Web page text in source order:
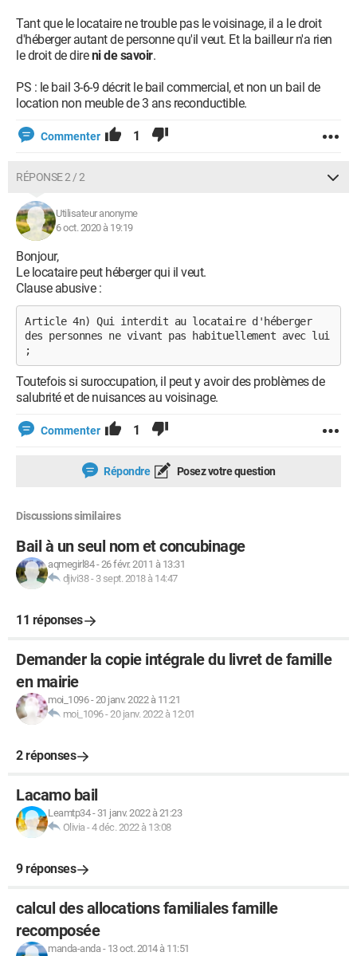
Tant que le locataire ne trouble pas le voisinage, il a le droit
d'héberger autant de personne qu'il veut. Et la bailleur n'a rien
le droit de direni de savoir.
PS : le bail 3-6-9 décrit le bail commercial, et non un bail de
location non meuble de 3 ans reconductible.
Commenter 1
RÉPONSE 2 / 2
Utilisateur anonyme
6 oct. 2020 à 19:19
Bonjour,
Le locataire peut héberger qui il veut.
Clause abusive :
Article 4n) Qui interdit au locataire d'héberger
des personnes ne vivant pas habituellement avec lui
;
Toutefois si suroccupation, il peut y avoir des problèmes de
salubrité et de nuisances au voisinage.
Commenter 1
Répondre Posez votre question
Discussions similaires
Bail à un seul nom et concubinage
aqmegirl84-26 févr. 2011 à 13:31
djivi38- 3 sept. 2018 à 14:47
11 réponses
Demander la copie intégrale du livret de famille
en mairie
moi_1096-20 janv. 2022 à 11:21
moi_1096-20 janv. 2022 à 12:01
2 réponses
Lacamo bail
Leamtp34- 31 janv. 2022 à 21:23
Olivia -4 déc. 2022 à 13:08
9 réponses
calcul des allocations familiales famille
recomposée
manda-anda- 13 oct. 2014 à 11:51